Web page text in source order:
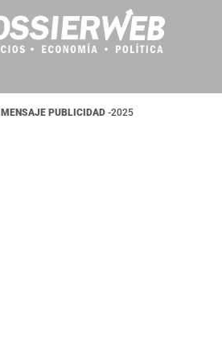
MENSAJE PUBLICIDAD -2025